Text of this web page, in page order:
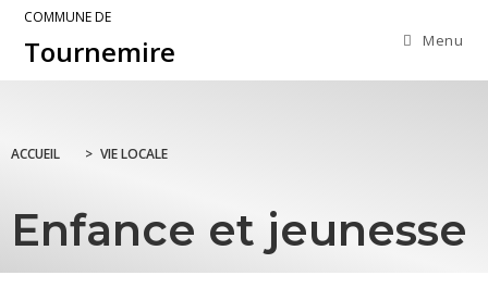
COMMUNE DE
Tournemire Menu
ACCUEIL > VIE LOCALE
Enfance et jeunesse